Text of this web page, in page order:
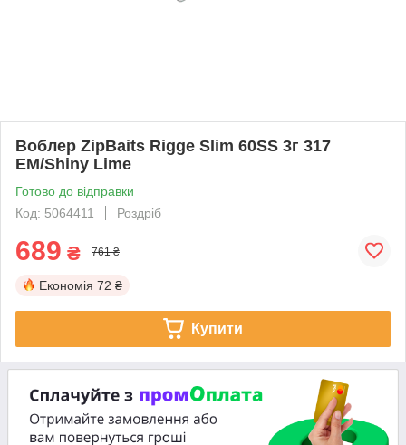
Воблер ZipBaits Rigge Slim 60SS 3г 317
EM/Shiny Lime
Готово до відправки
Код: 5064411
Роздріб
689 ₴ 761 ₴
Економія 72 ₴
Купити